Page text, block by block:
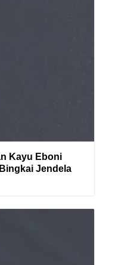
Kayu Eboni
Jendela